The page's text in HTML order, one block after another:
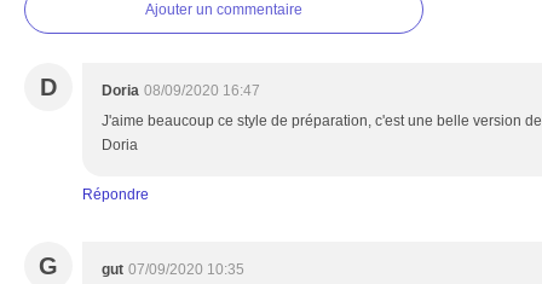
Ajouter un commentaire
D Doria 08/09/2020 16:47
J'aime beaucoup ce style de préparation, c'est une belle version
Doria
Répondre
G gut 07/09/2020 10:35